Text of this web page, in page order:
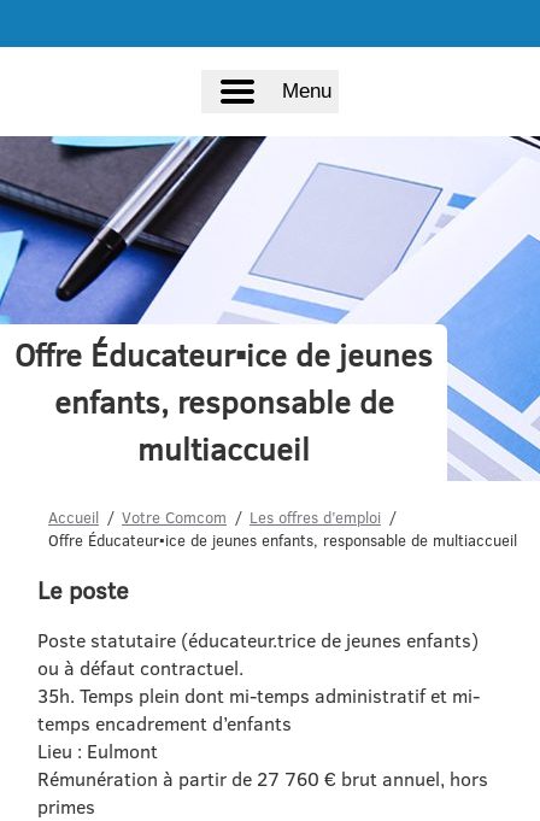
Menu
Offre Éducateur▪ice de jeunes
enfants, responsable de
multiaccueil
Accueil Votre Comcom
Les offres d’emploi
Offre Éducateur▪ice de jeunes enfants, responsable de multiaccueil
Le poste
Poste statutaire (éducateur.trice de jeunes enfants)
ou à défaut contractuel.
35h. Temps plein dont mi-temps administratif et mi-
temps encadrement d’enfants
Lieu : Eulmont
Rémunération à partir de 27 760 € brut annuel, hors
primes